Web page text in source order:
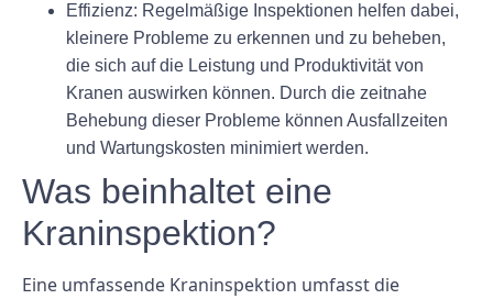
Effizienz: Regelmäßige Inspektionen helfen dabei,
kleinere Probleme zu erkennen und zu beheben,
die sich auf die Leistung und Produktivität von
Kranen auswirken können. Durch die zeitnahe
Behebung dieser Probleme können Ausfallzeiten
und Wartungskosten minimiert werden.
Was beinhaltet eine
Kraninspektion?
Eine umfassende Kraninspektion umfasst die